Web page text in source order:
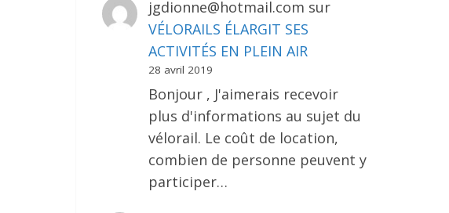
jgdionne@hotmail.com sur
VÉLORAILS ÉLARGIT SES
ACTIVITÉS EN PLEIN AIR
28 avril 2019
Bonjour , J'aimerais recevoir
plus d'informations au sujet du
vélorail. Le coût de location,
combien de personne peuvent y
participer…